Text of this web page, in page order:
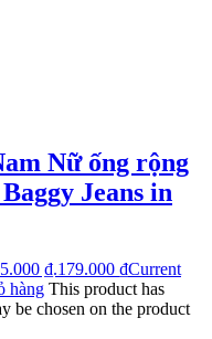
Nữ ống rộng
Jeans in
₫.179.000 ₫Current
hàng This product has
be chosen on the product